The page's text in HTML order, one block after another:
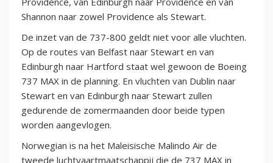
Shannon naar zowel Providence als Stewart.
De inzet van de 737-800 geldt niet voor alle vluchten.
Op de routes van Belfast naar Stewart en van
Edinburgh naar Hartford staat wel gewoon de Boeing
737 MAX in de planning. En vluchten van Dublin naar
Stewart en van Edinburgh naar Stewart zullen
gedurende de zomermaanden door beide typen
worden aangevlogen.
Norwegian is na het Maleisische Malindo Air de
tweede luchtvaartmaatschappij die de 737 MAX in